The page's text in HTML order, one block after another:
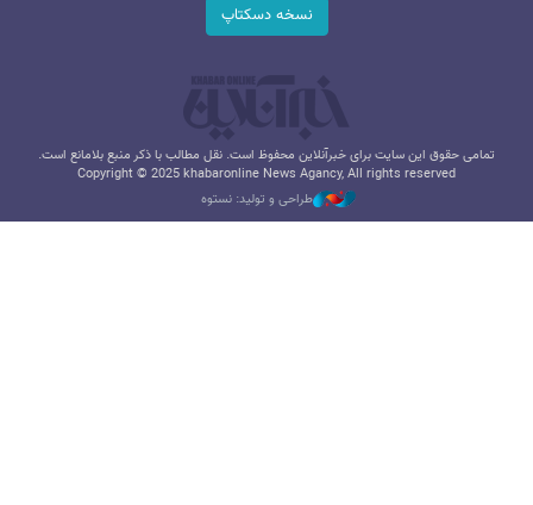
نسخه دسکتاپ
تمامی حقوق این سایت برای خبرآنلاین محفوظ است. نقل مطالب با ذکر منبع بلامانع است.
Copyright © 2025 khabaronline News Agancy, All rights reserved
طراحی و تولید: نستوه